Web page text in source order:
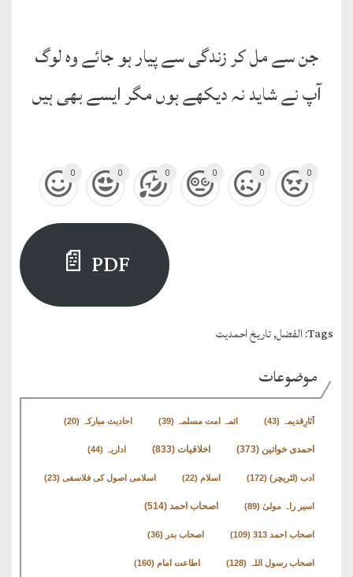
جن سے مل کر زندگی سے پیار ہو جائے وہ لوگ
آپ نے شاید نہ دیکھے ہوں مگر ایسے بھی ہیں
0 0 0 0 0 0
PDF 📄
Tags: الفضل,تاریخ احمدیت
موضوعات
آثارِقدیمہ (43) ائمہ امت مسلمہ (39) احادیث مبارکہ (20)
احمدی خواتین (373) اخلاقیات (833) اداریہ (44)
ادب (لٹریچر) (172) اسلام (22) اسلامی اصول کی فلاسفی (23)
اسیر راہ مولیٰ (89) اصحاب احمد (514)
اصحاب احمد 313 (109) اصحاب بدر (36)
اصحاب رسول اللہ (128) اطاعت امام (160)